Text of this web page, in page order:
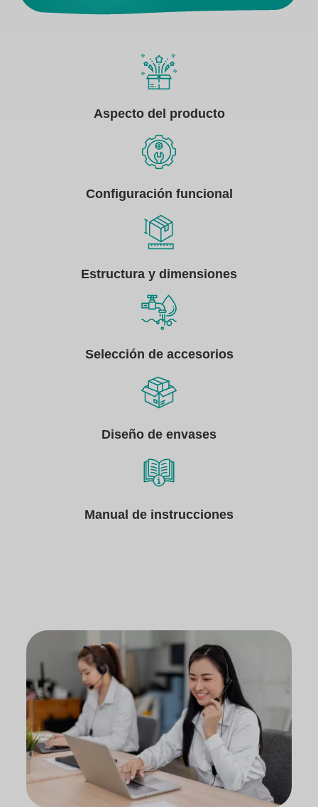
Aspecto del producto
Configuración funcional
Estructura y dimensiones
Selección de accesorios
Diseño de envases
Manual de instrucciones